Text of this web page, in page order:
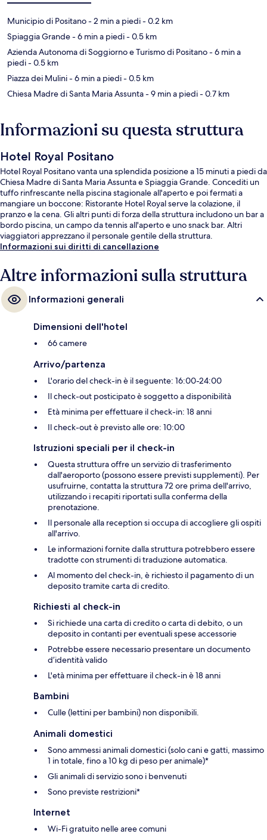
Municipio di Positano- 2 min a piedi- 0.2 km
Spiaggia Grande- 6 min a piedi- 0.5 km
Azienda Autonoma di Soggiorno e Turismo di Positano- 6 min a
piedi- 0.5 km
Piazza dei Mulini- 6 min a piedi- 0.5 km
Chiesa Madre di Santa Maria Assunta- 9 min a piedi- 0.7 km
Informazioni su questa struttura
Hotel Royal Positano
Hotel Royal Positano vanta una splendida posizione a 15 minuti a piedi da
Chiesa Madre di Santa Maria Assunta e Spiaggia Grande. Concediti un
tuffo rinfrescante nella piscina stagionale all'aperto e poi fermati a
mangiare un boccone: Ristorante Hotel Royal serve la colazione, il
pranzo e la cena. Gli altri punti di forza della struttura includono un bar a
bordo piscina, un campo da tennis all'aperto e uno snack bar. Altri
viaggiatori apprezzano il personale gentile della struttura.
Informazioni sui diritti di cancellazione
Altre informazioni sulla struttura
Informazioni generali
Dimensioni dell'hotel
66 camere
Arrivo/partenza
L'orario del check-in è il seguente: 16:00-24:00
Il check-out posticipato è soggetto a disponibilità
Età minima per effettuare il check-in: 18 anni
Il check-out è previsto alle ore: 10:00
Istruzioni speciali per il check-in
Questa struttura offre un servizio di trasferimento
dall'aeroporto (possono essere previsti supplementi). Per
usufruirne, contatta la struttura 72 ore prima dell'arrivo,
utilizzando i recapiti riportati sulla conferma della
prenotazione.
Il personale alla reception si occupa di accogliere gli ospiti
all'arrivo.
Le informazioni fornite dalla struttura potrebbero essere
tradotte con strumenti di traduzione automatica.
Al momento del check-in, è richiesto il pagamento di un
deposito tramite carta di credito.
Richiesti al check-in
Si richiede una carta di credito o carta di debito, o un
deposito in contanti per eventuali spese accessorie
Potrebbe essere necessario presentare un documento
d’identità valido
L'età minima per effettuare il check-in è 18 anni
Bambini
Culle (lettini per bambini) non disponibili.
Animali domestici
Sono ammessi animali domestici (solo cani e gatti, massimo
1 in totale, fino a 10 kg di peso per animale)*
Gli animali di servizio sono i benvenuti
Sono previste restrizioni*
Internet
Wi-Fi gratuito nelle aree comuni